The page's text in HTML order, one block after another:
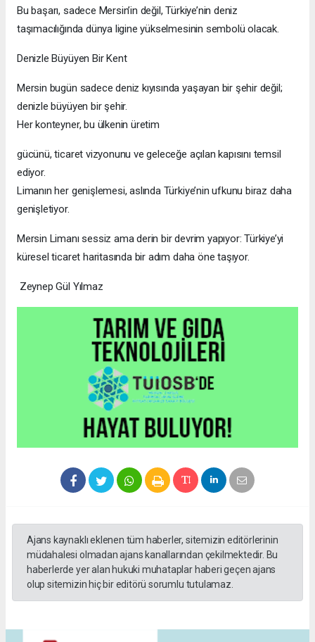
Bu başarı, sadece Mersin’in değil, Türkiye’nin deniz
taşımacılığında dünya ligine yükselmesinin sembolü olacak.
Denizle Büyüyen Bir Kent
Mersin bugün sadece deniz kıyısında yaşayan bir şehir değil;
denizle büyüyen bir şehir.
Her konteyner, bu ülkenin üretim
gücünü, ticaret vizyonunu ve geleceğe açılan kapısını temsil
ediyor.
Limanın her genişlemesi, aslında Türkiye’nin ufkunu biraz daha
genişletiyor.
Mersin Limanı sessiz ama derin bir devrim yapıyor: Türkiye’yi
küresel ticaret haritasında bir adım daha öne taşıyor.
Zeynep Gül Yılmaz
Ajans kaynaklı eklenen tüm haberler, sitemizin editörlerinin
müdahalesi olmadan ajans kanallarından çekilmektedir. Bu
haberlerde yer alan hukuki muhataplar haberi geçen ajans
olup sitemizin hiç bir editörü sorumlu tutulamaz.